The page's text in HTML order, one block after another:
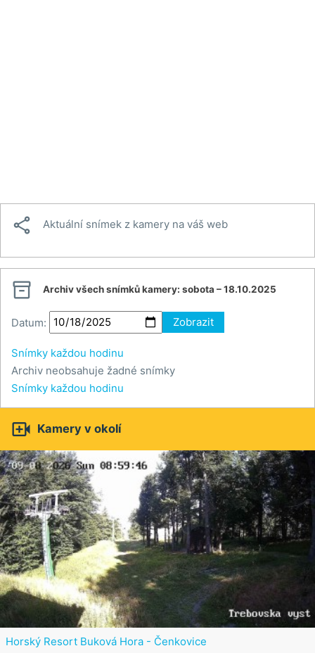
 Aktuální snímek z kamery na váš web
 Archiv všech snímků kamery: sobota – 18.10.2025
Datum: Zobrazit
Snímky každou hodinu
Archiv neobsahuje žadné snímky
Snímky každou hodinu
 Kamery v okolí
Horský Resort Buková Hora - Čenkovice